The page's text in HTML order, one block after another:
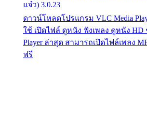
แจ๋ว) 3.0.23
ดาวน์โหลดโปรแกรม VLC Media
ใช้ เปิดไฟล์ ดูหนัง ฟังเพลง ดูหนัง
Player ล่าสุด สามารถเปิดไฟล์เพลง
ฟรี